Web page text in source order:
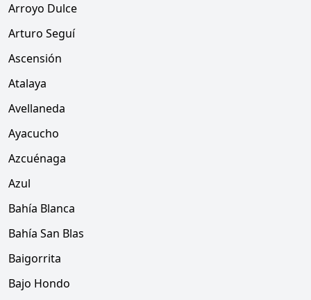
Arroyo Dulce
Arturo Seguí
Ascensión
Atalaya
Avellaneda
Ayacucho
Azcuénaga
Azul
Bahía Blanca
Bahía San Blas
Baigorrita
Bajo Hondo